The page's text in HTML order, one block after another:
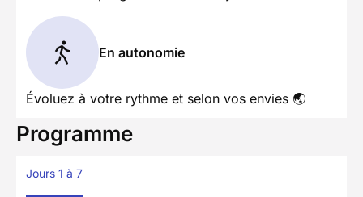
En autonomie
Évoluez à votre rythme et selon vos envies 🌏
Programme
Jours 1 à 7